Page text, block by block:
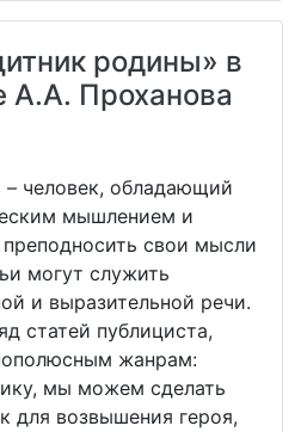
родины» в
А.А. Проханова
человек, обладающий
мышлением и
свои мысли
могут служить
и выразительной речи.
статей публициста,
жанрам:
мы можем сделать
для возвышения героя,